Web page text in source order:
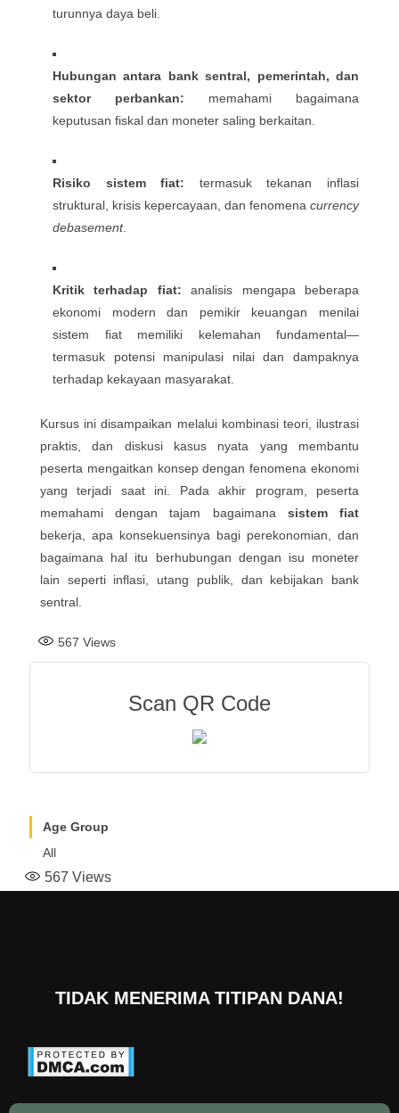
turunnya daya beli.
Hubungan antara bank sentral, pemerintah, dan
sektor perbankan: memahami bagaimana
keputusan fiskal dan moneter saling berkaitan.
Risiko sistem fiat: termasuk tekanan inflasi
struktural, krisis kepercayaan, dan fenomena currency
debasement.
Kritik terhadap fiat: analisis mengapa beberapa
ekonomi modern dan pemikir keuangan menilai
sistem fiat memiliki kelemahan fundamental—
termasuk potensi manipulasi nilai dan dampaknya
terhadap kekayaan masyarakat.
Kursus ini disampaikan melalui kombinasi teori, ilustrasi
praktis, dan diskusi kasus nyata yang membantu
peserta mengaitkan konsep dengan fenomena ekonomi
yang terjadi saat ini. Pada akhir program, peserta
memahami dengan tajam bagaimana sistem fiat
bekerja, apa konsekuensinya bagi perekonomian, dan
bagaimana hal itu berhubungan dengan isu moneter
lain seperti inflasi, utang publik, dan kebijakan bank
sentral.
567 Views
Scan QR Code
Age Group
All
567 Views
TIDAK MENERIMA TITIPAN DANA!